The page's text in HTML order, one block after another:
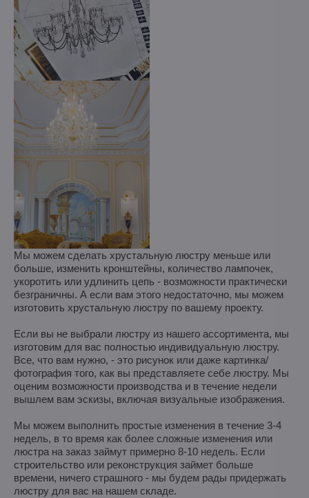
Мы можем сделать хрустальную люстру меньше или
больше, изменить кронштейны, количество лампочек,
укоротить или удлинить цепь - возможности практически
безграничны. А если вам этого недостаточно, мы можем
изготовить хрустальную люстру по вашему проекту.
Если вы не выбрали люстру из нашего ассортимента, мы
изготовим для вас полностью индивидуальную люстру.
Все, что вам нужно, - это рисунок или даже картинка/
фотография того, как вы представляете себе люстру. Мы
оценим возможности производства и в течение недели
вышлем вам эскизы, включая визуальные изображения.
Мы можем выполнить простые изменения в течение 3-4
недель, в то время как более сложные изменения или
люстра на заказ займут примерно 8-10 недель. Если
строительство или реконструкция займет больше
времени, ничего страшного - мы будем рады придержать
люстру для вас на нашем складе.